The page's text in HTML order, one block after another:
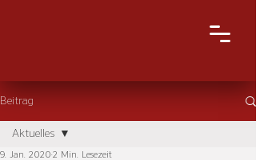
Beitrag
Aktuelles
9. Jan. 2020 2 Min. Lesezeit